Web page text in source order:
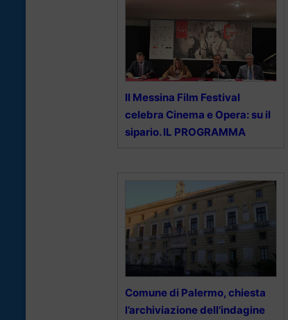
Il Messina Film Festival
celebra Cinema e Opera: su il
sipario. IL PROGRAMMA
Comune di Palermo, chiesta
l’archiviazione dell’indagine